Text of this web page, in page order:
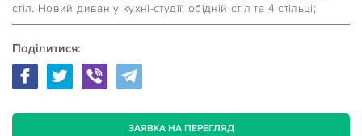
стіл. Новий диван у кухні-студії; обідній стіл та 4 стільці;
Поділитися:
ЗАЯВКА НА ПЕРЕГЛЯД